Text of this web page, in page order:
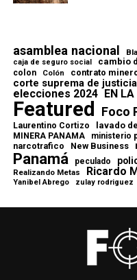
asamblea nacional
caja de seguro social cambio
colon Colón contrato
corte suprema de justicia
elecciones 2024 EN
Featured Foco
Laurentino Cortizo lavado
MINERA PANAMA ministerio
narcotrafico New Business
Panamá peculado
Realizando Metas Ricardo
Yanibel Abrego zulay rodriguez